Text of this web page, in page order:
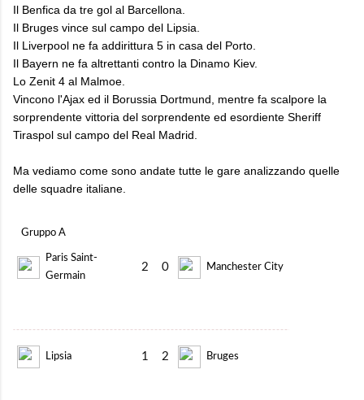
Il Benfica da tre gol al Barcellona.
Il Bruges vince sul campo del Lipsia.
Il Liverpool ne fa addirittura 5 in casa del Porto.
Il Bayern ne fa altrettanti contro la Dinamo Kiev.
Lo Zenit 4 al Malmoe.
Vincono l'Ajax ed il Borussia Dortmund, mentre fa scalpore la
sorprendente vittoria del sorprendente ed esordiente Sheriff
Tiraspol sul campo del Real Madrid.
Ma vediamo come sono andate tutte le gare analizzando quelle
delle squadre italiane.
Gruppo A
Paris Saint-
Germain
2 0 Manchester City
Lipsia 1 2 Bruges